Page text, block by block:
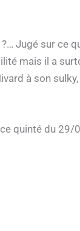
?… Jugé sur ce
mais il a
à son
quinté du 29/